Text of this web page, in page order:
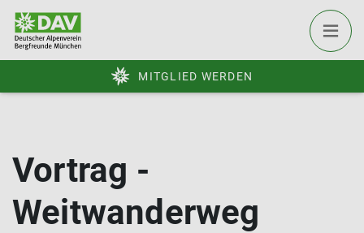
MITGLIED WERDEN
Vortrag -
Weitwanderweg